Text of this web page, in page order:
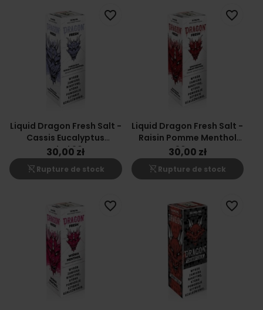
Liquid Dragon Fresh Salt -
Cassis Eucalyptus
Menthol 20mg
30,00 zł
shopping_cart_off Rupture de stock
favorite_border
Liquid Dragon Fresh Salt -
Raisin Pomme Menthol
20mg
30,00 zł
shopping_cart_off Rupture de stock
favorite_border
favorite_border favorite_border